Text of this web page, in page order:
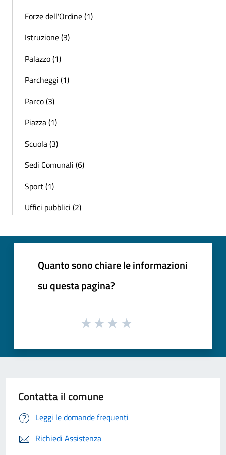
Forze dell'Ordine (1)
Istruzione (3)
Palazzo (1)
Parcheggi (1)
Parco (3)
Piazza (1)
Scuola (3)
Sedi Comunali (6)
Sport (1)
Uffici pubblici (2)
Quanto sono chiare le informazioni
su questa pagina?
Contatta il comune
Leggi le domande frequenti
Richiedi Assistenza